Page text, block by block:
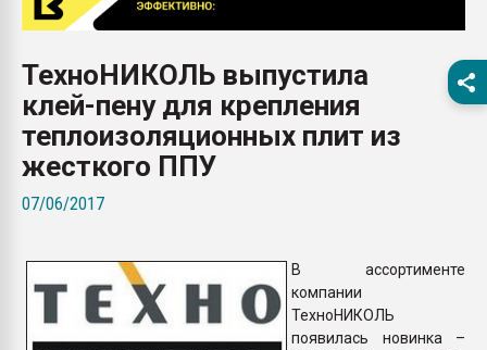
первый план в
28.07.2026
ситуацией на
Всё, что касается
ТехноНИКОЛЬ выпустила
клей-пену для крепления
теплоизоляционных плит из
жесткого ППУ
07/06/2017
В ассортименте
компании
ТехноНИКОЛЬ
появилась новинка –